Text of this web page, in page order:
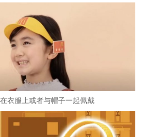
衣服上或者与帽子一起佩戴